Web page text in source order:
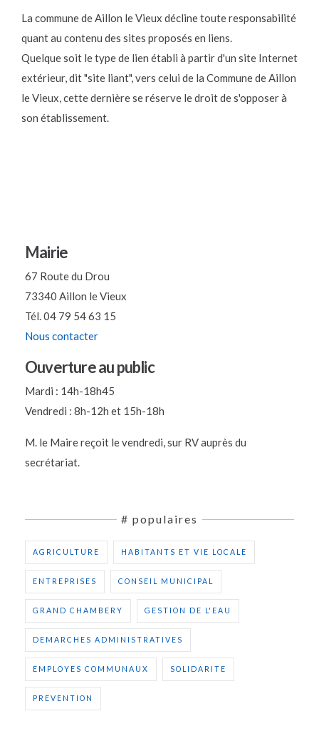
Mairie
67 Route du Drou
73340 Aillon le Vieux
Tél. 04 79 54 63 15
Nous contacter
Ouverture au public
Mardi : 14h-18h45
Vendredi : 8h-12h et 15h-18h
M. le Maire reçoit le vendredi, sur RV auprès du
secrétariat.
# populaires
AGRICULTURE HABITANTS ET VIE LOCALE
ENTREPRISES CONSEIL MUNICIPAL
GRAND CHAMBERY GESTION DE L'EAU
DEMARCHES ADMINISTRATIVES
EMPLOYES COMMUNAUX SOLIDARITE
PREVENTION
La commune de Aillon le Vieux décline toute responsabilité
quant au contenu des sites proposés en liens.
Quelque soit le type de lien établi à partir d'un site Internet
extérieur, dit "site liant", vers celui de la Commune de Aillon
le Vieux, cette dernière se réserve le droit de s'opposer à
son établissement.